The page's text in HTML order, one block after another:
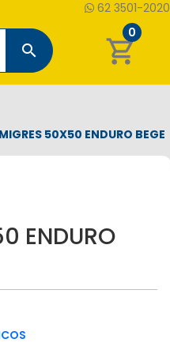
62 3501-2020
search shopping_cart
0
50X50 ENDURO BEGE
ENDURO